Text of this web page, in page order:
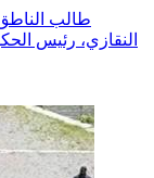
طالب
النقازي، رئيس